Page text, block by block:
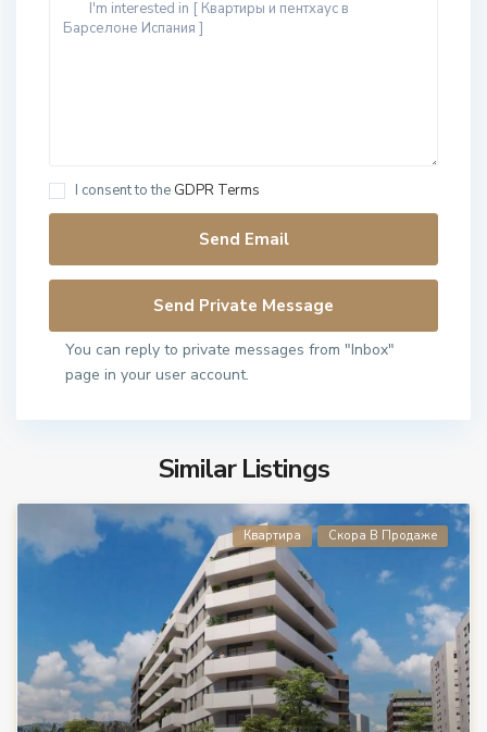
I consent to the GDPR Terms
You can reply to private messages from "Inbox"
page in your user account.
Similar Listings
Квартира Скора В Продаже